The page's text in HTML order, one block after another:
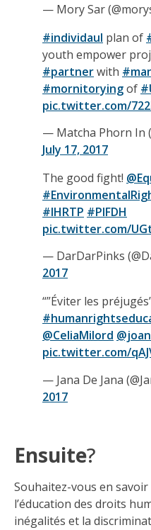
— Mory Sar
#individaul plan of
youth empower
#partnerwith
#mornitoryingof
pic.twitter.com/
— Matcha Phorn In
July 17, 2017
The good fight!
#IHRTP #PIFDH
pic.twitter.com/
— DarDarPinks
2017
“”Éviter les
@CeliaMilord
pic.twitter.com/
— Jana De Jana
2017
Ensuite?
Souhaitez-vous en
l’éducation des droits
inégalités et la